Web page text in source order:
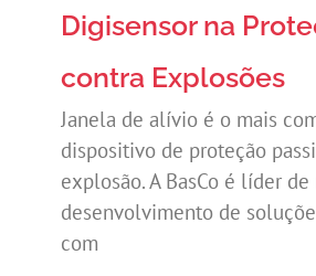
Digisensor na
contra Explosões
Janela de alívio é o mais
dispositivo de proteção
explosão. A BasCo é líder
desenvolvimento de
com